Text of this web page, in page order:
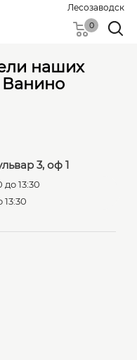
Лесозаводск
0
наших
Ванино
3, оф 1
до 13:30
13:30